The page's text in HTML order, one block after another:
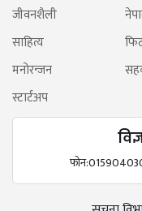
जीवनशैली
साहित्य
मनोरन्जन
स्टार्टअप
फोन: